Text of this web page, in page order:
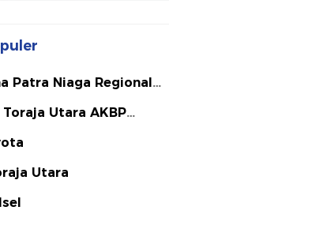
Patra Niaga Regional
Utara AKBP
Utara